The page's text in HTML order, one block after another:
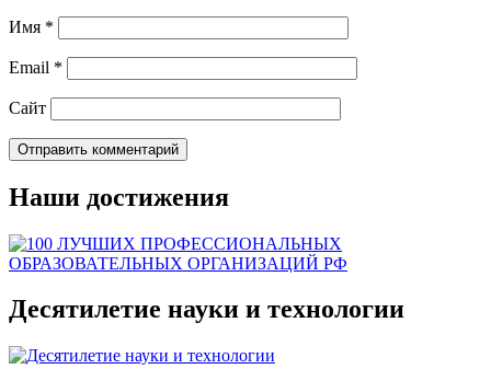
Имя *
Email *
Сайт
Наши достижения
Десятилетие науки и технологии